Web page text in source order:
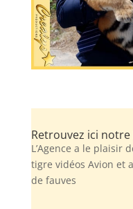
Retrouvez ici
L’Agence a le plaisir
tigre vidéos Avion et
de fauves